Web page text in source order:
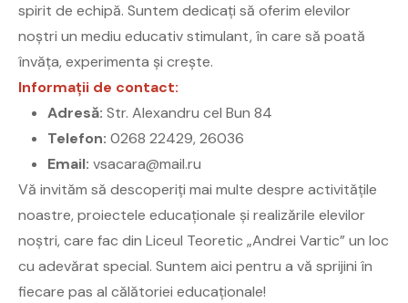
spirit de echipă. Suntem dedicați să oferim elevilor
noștri un mediu educativ stimulant, în care să poată
învăța, experimenta și crește.
Informații de contact:
Adresă: Str. Alexandru cel Bun 84
Telefon: 0268 22429, 26036
Email: vsacara@mail.ru
Vă invităm să descoperiți mai multe despre activitățile
noastre, proiectele educaționale și realizările elevilor
noștri, care fac din Liceul Teoretic „Andrei Vartic” un loc
cu adevărat special. Suntem aici pentru a vă sprijini în
fiecare pas al călătoriei educaționale!